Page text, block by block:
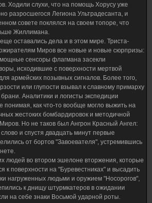
Ходили слухи, что на помощь Хорусу уже
разросшегося Легиона Ультрадесанта, и
совете поклялся на своем топоре, что
Жиллимана.
оставались дела и в этом мире. Триста-
Миров все новые и новые сюрпризы:
мощные сенсоры флагмана засекли
исходившие с поверхности мертвой
армейских позывных сигналов. Более того,
или глупости взывал к славному примарху
Аналитики и логисты экспедиции
понимая, как что-то вообще могло выжить на
жестоких бомбардировок и методичной
Но не таков был Ангрон Красный Ангел:
и спустя двадцать минут первые
от бортов "Завоевателя", устремившись
людей во втором эшелоне вторжения, которые
к поверхности на "Буревестниках" и высадить
нагруженных людьми и оружием "Носорогов",
к днищу штурмкатеров в ожидании
на себе знаки Восьмой ударной роты.